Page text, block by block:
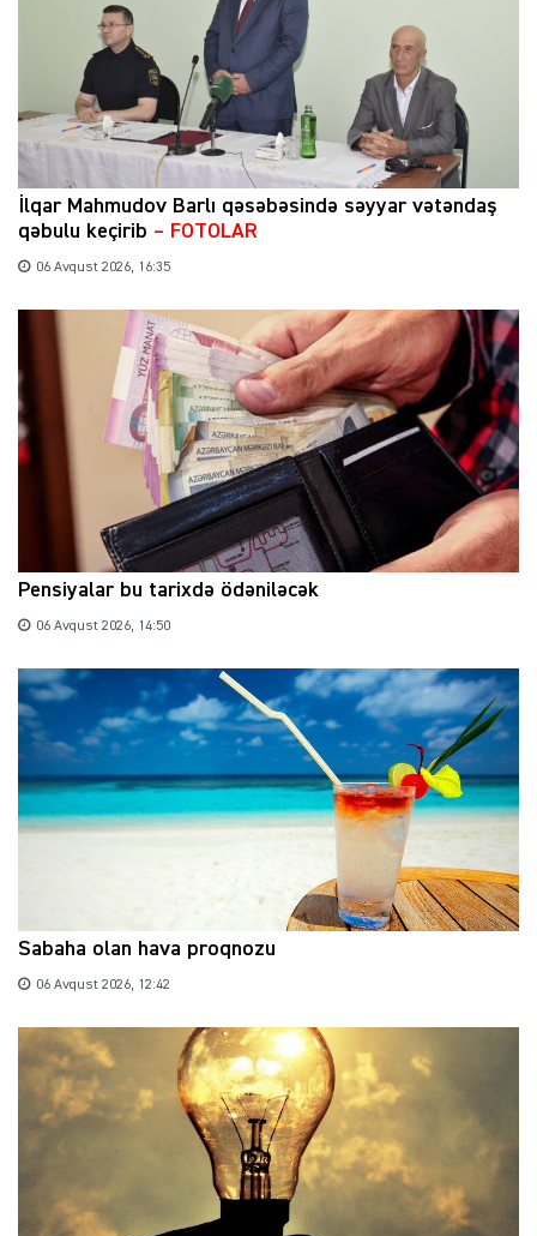
İlqar Mahmudov Barlı qəsəbəsində səyyar vətəndaş
qəbulu keçirib – FOTOLAR
06 Avqust 2026, 16:35
Pensiyalar bu tarixdə ödəniləcək
06 Avqust 2026, 14:50
Sabaha olan hava proqnozu
06 Avqust 2026, 12:42